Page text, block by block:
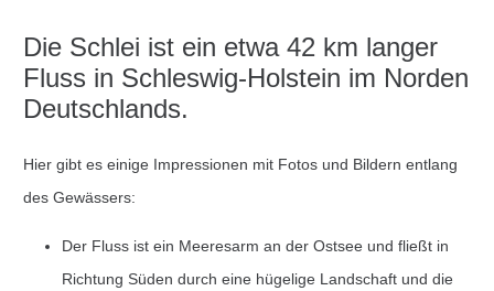
Die Schlei ist ein etwa 42 km langer
Fluss in Schleswig-Holstein im Norden
Deutschlands.
Hier gibt es einige Impressionen mit Fotos und Bildern entlang
des Gewässers:
Der Fluss ist ein Meeresarm an der Ostsee und fließt in
Richtung Süden durch eine hügelige Landschaft und die